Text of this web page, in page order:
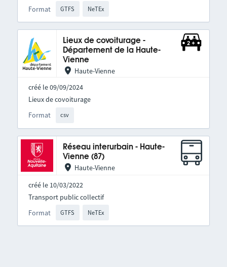
Format GTFS NeTEx
Lieux de covoiturage -
Département de la Haute-
Vienne
Haute-Vienne
créé le 09/09/2024
Format csv
Lieux de covoiturage
Réseau interurbain - Haute-
Vienne (87)
Haute-Vienne
créé le 10/03/2022
Format GTFS NeTEx
Transport public collectif